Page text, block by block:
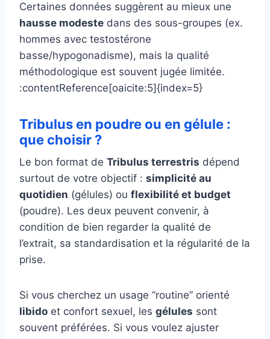
Certaines données suggèrent au mieux une
hausse modeste dans des sous-groupes (ex.
hommes avec testostérone
basse/hypogonadisme), mais la qualité
méthodologique est souvent jugée limitée.
:contentReference[oaicite:5]{index=5}
Tribulus en poudre ou en gélule :
que choisir ?
Le bon format de Tribulus terrestris dépend
surtout de votre objectif : simplicité au
quotidien (gélules) ou flexibilité et budget
(poudre). Les deux peuvent convenir, à
condition de bien regarder la qualité de
l’extrait, sa standardisation et la régularité de la
prise.
Si vous cherchez un usage “routine” orienté
libido et confort sexuel, les gélules sont
souvent préférées. Si vous voulez ajuster